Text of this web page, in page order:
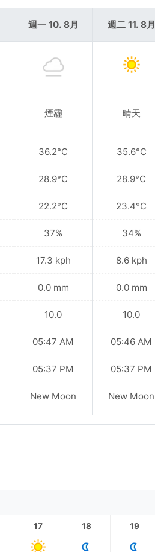
週一 10. 8月
煙霾
36.2°C
28.9°C
22.2°C
37%
17.3 kph
0.0 mm
10.0
05:47 AM
05:37 PM
New Moon
週二 11. 8月
晴天
35.6°C
28.9°C
23.4°C
34%
8.6 kph
0.0 mm
10.0
05:46 AM
05:37 PM
New Moon
17 18 19